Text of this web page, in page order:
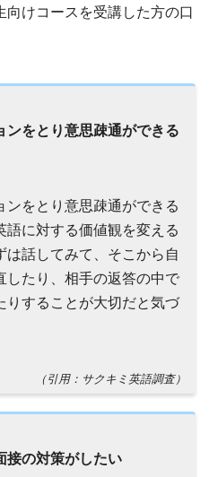
けコースを受講した方の口
をとり意思疎通ができる
をとり意思疎通ができる
語に対する価値観を変える
は話してみて、そこから自
したり、相手の返答の中で
りすることが大切だと気づ
（引用：サクキミ英語調査）
接の対策がしたい